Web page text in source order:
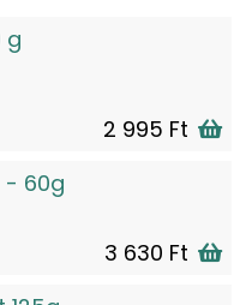
g
2 995 Ft
- 60g
3 630 Ft